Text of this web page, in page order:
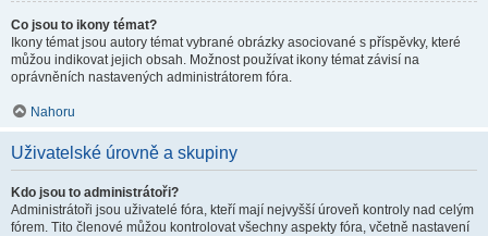
Co jsou to ikony témat?
Ikony témat jsou autory témat vybrané obrázky asociované s příspěvky, které
můžou indikovat jejich obsah. Možnost používat ikony témat závisí na
oprávněních nastavených administrátorem fóra.
Nahoru
Uživatelské úrovně a skupiny
Kdo jsou to administrátoři?
Administrátoři jsou uživatelé fóra, kteří mají nejvyšší úroveň kontroly nad celým
fórem. Tito členové můžou kontrolovat všechny aspekty fóra, včetně nastavení